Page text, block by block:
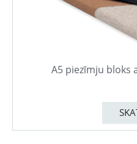
A5 piezīmju bloks